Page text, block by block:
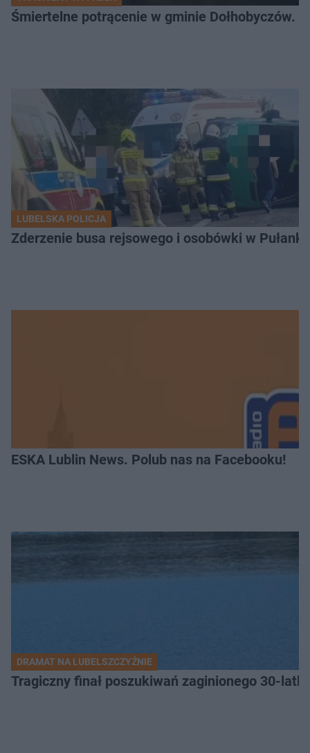
Śmiertelne potrącenie w gminie Dołhobyczów.
LUBELSKA POLICJA
Zderzenie busa rejsowego i osobówki w
ESKA Lublin News. Polub nas na Facebooku!
DRAMAT NA LUBELSZCZYŹNIE
Tragiczny finał poszukiwań zaginionego 30-